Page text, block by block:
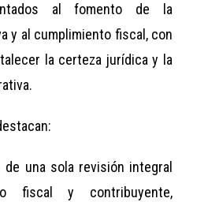
al fomento de la
y al cumplimiento fiscal, con
la certeza jurídica y la
de una sola revisión integral
fiscal y contribuyente,